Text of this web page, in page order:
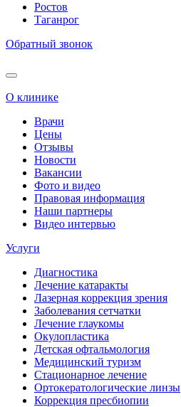
Ростов
Таганрог
Обратный звонок
О клинике
Врачи
Цены
Отзывы
Новости
Вакансии
Фото и видео
Правовая информация
Наши партнеры
Видео интервью
Услуги
Диагностика
Лечение катаракты
Лазерная коррекция зрения
Заболевания сетчатки
Лечение глаукомы
Окулопластика
Детская офтальмология
Медицинский туризм
Стационарное лечение
Ортокератологические линзы
Коррекция пресбиопии